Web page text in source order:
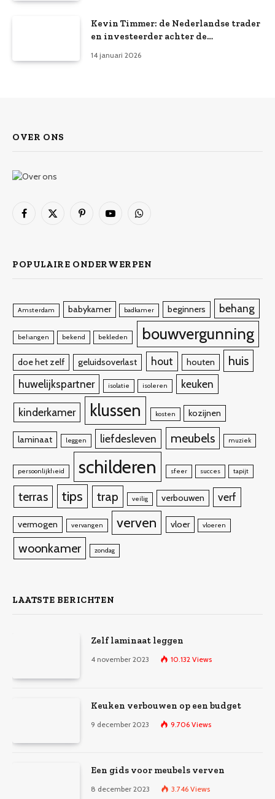
Kevin Timmer: de Nederlandse trader
en investeerder achter de
14 januari 2026
OVER ONS
Facebook
X
PinterestYouTubeWhatsApp
POPULAIRE ONDERWERPEN
Amsterdam babykamer badkamer beginners behang
behangen bekend bekleden bouwvergunning
doe het zelf geluidsoverlast hout houten huis
huwelijkspartner isolatie isoleren keuken
kinderkamer klussen kosten kozijnen
laminaat leggen liefdesleven meubels muziek
persoonlijkheid schilderen sfeer succes tapijt
terras tips trap veilig verbouwen verf
vermogen vervangen verven vloer vloeren
woonkamer zondag
LAATSTE BERICHTEN
Zelf laminaat leggen
4 november 2023 10.132 Views
Keuken verbouwen op een budget
9 december 2023 9.706 Views
Een gids voor meubels verven
8 december 2023 3.746 Views